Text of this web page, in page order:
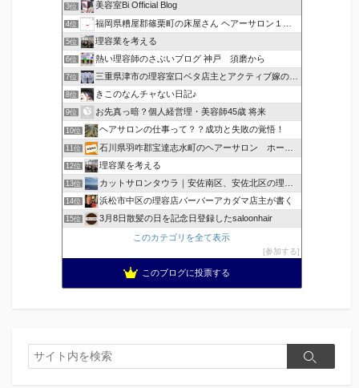
3位 美容室Bi Official Blog
4位 福岡県糟屋郡篠栗町の床屋さん ヘアーサロン１２３公式ブログ
5位 理容業を考える
6位 熱い理容師のさぶいブログ 神戸 須磨から
7位 三重県津市の理容室口ベタ店主とアクティブ嫁のblog
8位 きこのなんチャない日記♪
9位 お先真っ暗？個人経営理・美容師45歳 将来
10位 ヘアサロンの仕事って？？成功と失敗の覚悟！
11位 石川県羽咋郡宝達志水町のヘアーサロン ホープヘアーズ
12位 理容業を考える
13位 カットサロンタウラ｜安佐南区、安佐北区の理美容院
14位 浜松市中区の理容店バーバーアカダマ店主が書く
15位
3月8日散髪の日を記念日登録したsaloonhair
このカテゴリを全て表示
参加する
このブログに投票する
検
索
検